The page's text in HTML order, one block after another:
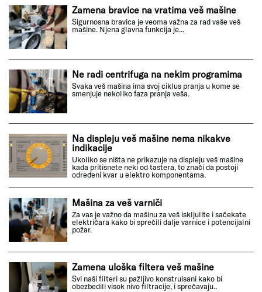
Zamena bravice na vratima veš mašine
Sigurnosna bravica je veoma važna za rad vaše veš
mašine. Njena glavna funkcija je...
Ne radi centrifuga na nekim programima
Svaka veš mašina ima svoj ciklus pranja u kome se
smenjuje nekoliko faza pranja veša.
Na displeju veš mašine nema nikakve
indikacije
Ukoliko se ništa ne prikazuje na displeju veš mašine
kada pritisnete neki od tastera, to znači da postoji
određeni kvar u elektro komponentama.
Mašina za veš varniči
Za vas je važno da mašinu za veš iskljulite i sačekate
električara kako bi sprečili dalje varnice i potencijalni
požar.
Zamena uloška filtera veš mašine
Svi naši filteri su pažljivo konstruisani kako bi
obezbedili visok nivo filtracije, i sprečavaju..